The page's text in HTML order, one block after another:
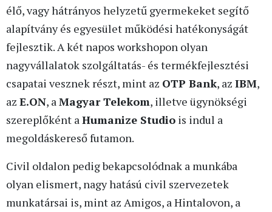
élő, vagy hátrányos helyzetű gyermekeket segítő
alapítvány és egyesület működési hatékonyságát
fejlesztik. A két napos workshopon olyan
nagyvállalatok szolgáltatás- és termékfejlesztési
csapatai vesznek részt, mint az OTP Bank, az IBM,
az E.ON, a Magyar Telekom, illetve ügynökségi
szereplőként a Humanize Studio is indul a
megoldáskereső futamon.
Civil oldalon pedig bekapcsolódnak a munkába
olyan elismert, nagy hatású civil szervezetek
munkatársai is, mint az Amigos, a Hintalovon, a